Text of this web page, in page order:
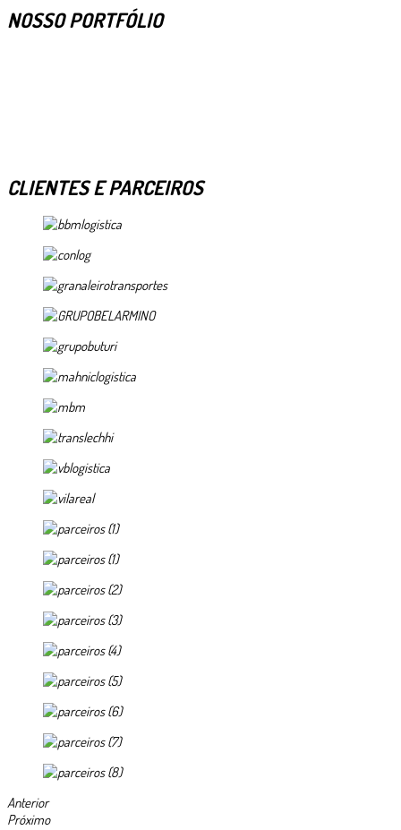
NOSSO PORTFÓLIO
CLIENTES E PARCEIROS
Anterior
Próximo